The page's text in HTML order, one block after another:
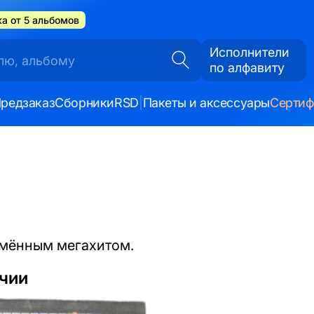
от 5 альбомов
Исполнители
по алфавиту
СборникиRSD Пакеты и аксессуары
мегахитом.